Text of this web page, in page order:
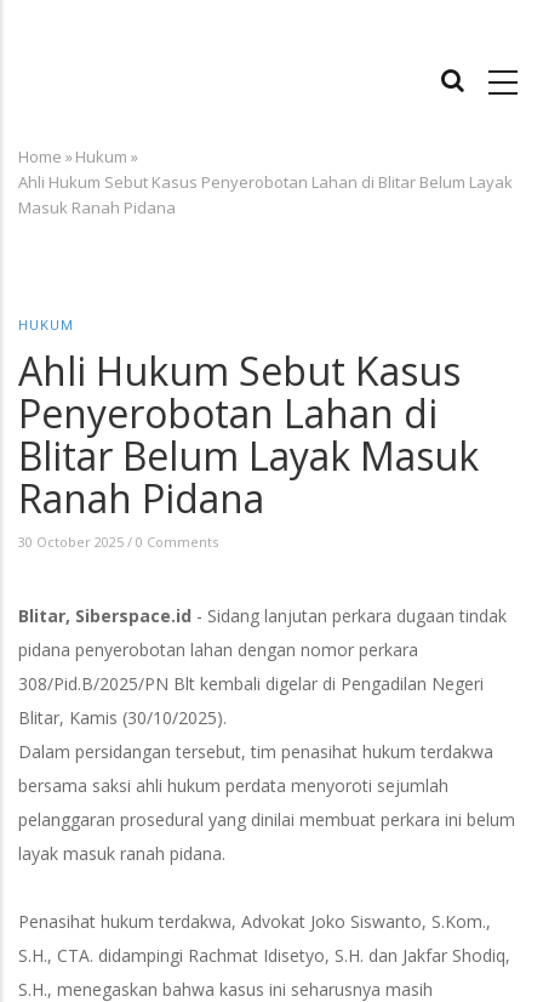
Breadcrumb
Home »Hukum »
Ahli Hukum Sebut Kasus Penyerobotan Lahan di Blitar Belum Layak
Masuk Ranah Pidana
HUKUM
Ahli Hukum Sebut Kasus
Penyerobotan Lahan di
Blitar Belum Layak Masuk
Ranah Pidana
30 October 2025 / 0 Comments
Blitar, Siberspace.id - Sidang lanjutan perkara dugaan tindak
pidana penyerobotan lahan dengan nomor perkara
308/Pid.B/2025/PN Blt kembali digelar di Pengadilan Negeri
Blitar, Kamis (30/10/2025).
Dalam persidangan tersebut, tim penasihat hukum terdakwa
bersama saksi ahli hukum perdata menyoroti sejumlah
pelanggaran prosedural yang dinilai membuat perkara ini belum
layak masuk ranah pidana.
Penasihat hukum terdakwa, Advokat Joko Siswanto, S.Kom.,
S.H., CTA. didampingi Rachmat Idisetyo, S.H. dan Jakfar Shodiq,
S.H., menegaskan bahwa kasus ini seharusnya masih